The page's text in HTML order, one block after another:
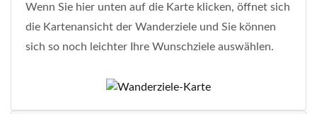
Wenn Sie hier unten auf die Karte klicken, öffnet sich
die Kartenansicht der Wanderziele und Sie können
sich so noch leichter Ihre Wunschziele auswählen.